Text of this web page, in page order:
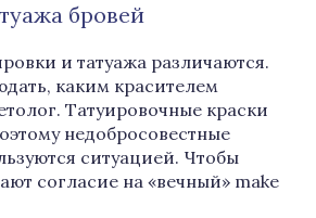
бровей
и татуажа различаются.
каким красителем
Татуировочные краски
недобросовестные
ситуацией. Чтобы
согласие на «вечный» make